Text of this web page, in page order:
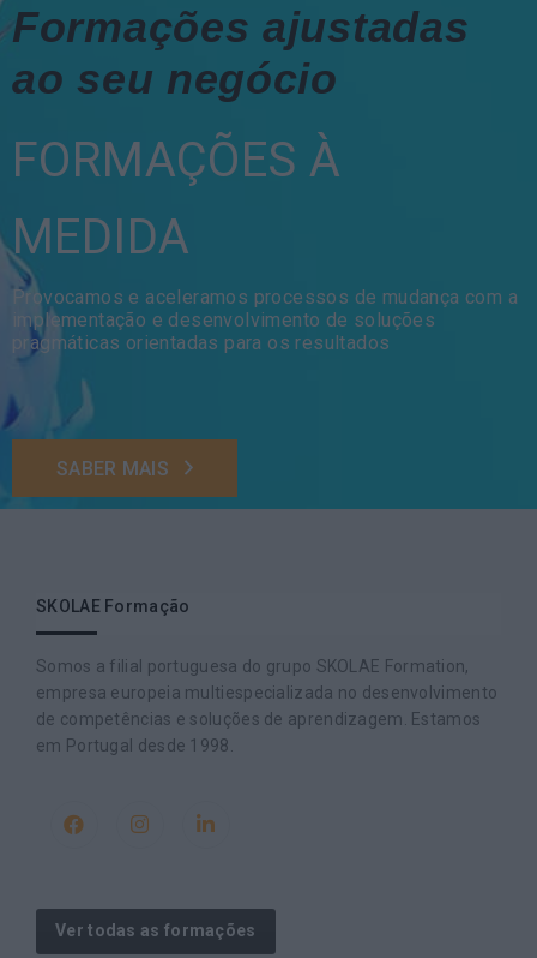
Formações ajustadas
ao seu negócio
FORMAÇÕES À
MEDIDA
Provocamos e aceleramos processos de mudança com a
implementação e desenvolvimento de soluções
pragmáticas orientadas para os resultados
SABER MAIS
SKOLAE Formação
Somos a filial portuguesa do grupo SKOLAE Formation,
empresa europeia multiespecializada no desenvolvimento
de competências e soluções de aprendizagem. Estamos
em Portugal desde 1998.
Ver todas as formações